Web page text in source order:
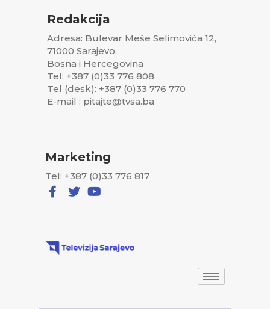
Redakcija
Adresa: Bulevar Meše Selimovića 12,
71000 Sarajevo,
Bosna i Hercegovina
Tel: +387 (0)33 776 808
Tel (desk): +387 (0)33 776 770
E-mail : pitajte@tvsa.ba
Marketing
Tel: +387 (0)33 776 817